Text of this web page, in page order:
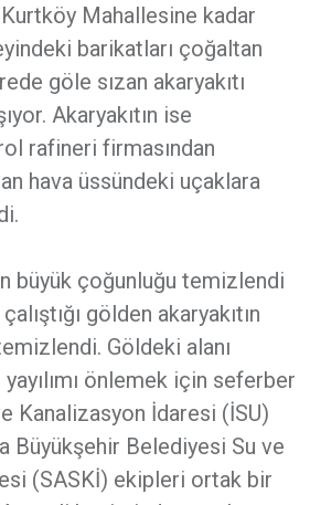
Mahallesine kadar
barikatları çoğaltan
göle sızan akaryakıtı
Akaryakıtın ise
rafineri firmasından
hava üssündeki uçaklara
büyük çoğunluğu temizlendi
gölden akaryakıtın
Göldeki alanı
önlemek için seferber
Kanalizasyon İdaresi (İSU)
Büyükşehir Belediyesi Su ve
(SASKİ) ekipleri ortak bir